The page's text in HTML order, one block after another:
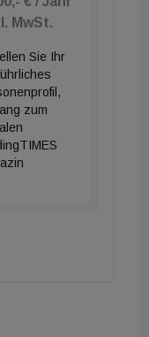
MwSt.
Sie Ihr
zum